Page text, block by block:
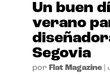
Un buen
verano
Segovia
por Flat Magazine|